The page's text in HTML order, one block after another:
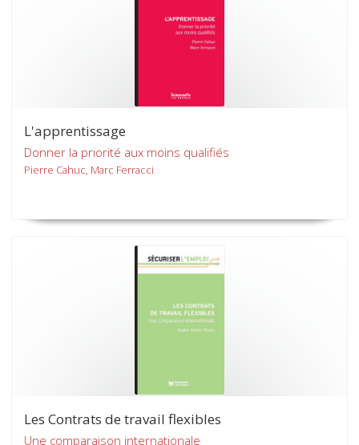
L'apprentissage
Donner la priorité aux moins qualifiés
Pierre Cahuc, Marc Ferracci
Les Contrats de travail flexibles
Une comparaison internationale